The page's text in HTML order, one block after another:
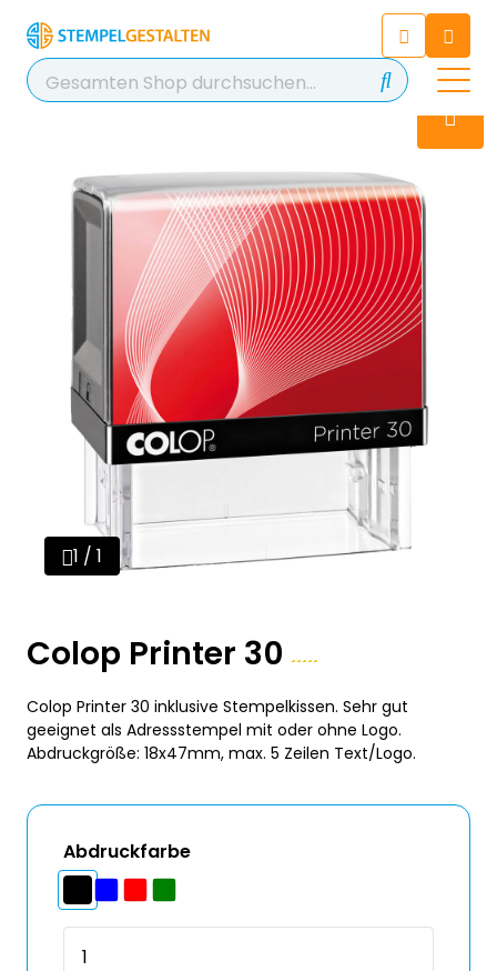
Chatten Sie 24/7 mit unserem
hilfreichen Chatbot
Kontakt
+49 2038 0480 403
1 / 1
Colop Printer 30
Colop Printer 30 inklusive Stempelkissen. Sehr gut
geeignet als Adressstempel mit oder ohne Logo.
Abdruckgröße: 18x47mm, max. 5 Zeilen Text/Logo.
Abdruckfarbe